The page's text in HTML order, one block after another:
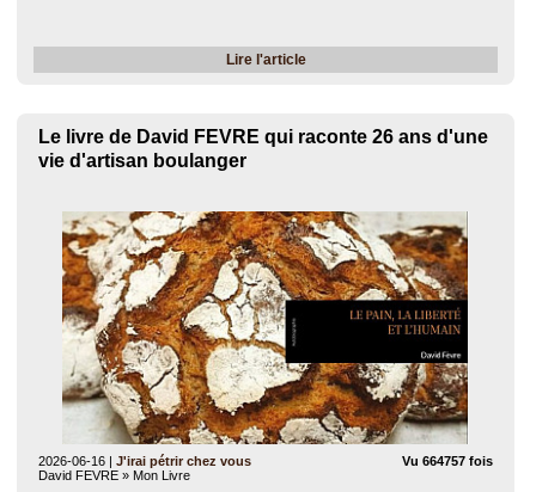
Lire l'article
Le livre de David FEVRE qui raconte 26 ans d'une
vie d'artisan boulanger
2026-06-16 J'irai pétrir chez vous
Vu 664757 fois
David FEVRE » Mon Livre